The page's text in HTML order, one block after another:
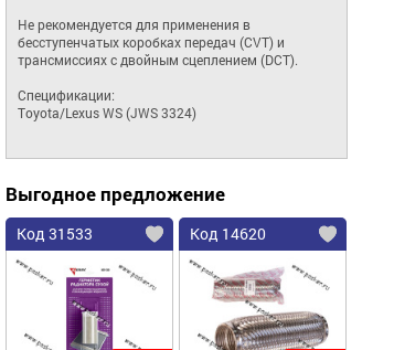
Не рекомендуется для применения в
бесступенчатых коробках передач (CVT) и
трансмиссиях с двойным сцеплением (DCT).
Спецификации:
Toyota/Lexus WS (JWS 3324)
Выгодное предложение
Код 31533 Код 14620